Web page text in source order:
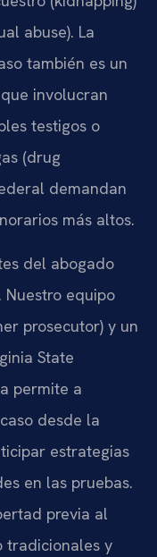
abuse). La
también es un
involucran
testigos o
(drug
demandan
más altos.
del abogado
Nuestro equipo
prosecutor) y un
State
permite a
desde la
estrategias
en las pruebas.
previa al
tradicionales y